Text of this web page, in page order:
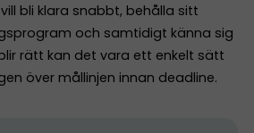
bli klara snabbt, behålla sitt
och samtidigt känna sig
rätt kan det vara ett enkelt sätt
över mållinjen innan deadline.